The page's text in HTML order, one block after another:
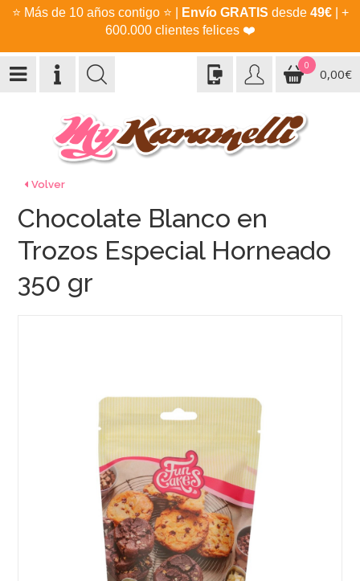
⭐ Más de 10 años contigo ⭐ Envío GRATIS desde 49€| +
600.000 clientes felices ❤️
0
0,00€
Volver
Chocolate Blanco en
Trozos Especial Horneado
350 gr